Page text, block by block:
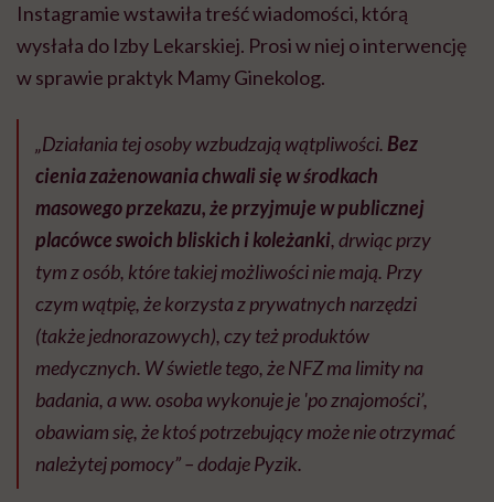
Instagramie wstawiła treść wiadomości, którą
wysłała do Izby Lekarskiej. Prosi w niej o interwencję
w sprawie praktyk Mamy Ginekolog.
„Działania tej osoby wzbudzają wątpliwości. Bez
cienia zażenowania chwali się w środkach
masowego przekazu, że przyjmuje w publicznej
placówce swoich bliskich i koleżanki, drwiąc przy
tym z osób, które takiej możliwości nie mają. Przy
czym wątpię, że korzysta z prywatnych narzędzi
(także jednorazowych), czy też produktów
medycznych. W świetle tego, że NFZ ma limity na
badania, a ww. osoba wykonuje je 'po znajomości’,
obawiam się, że ktoś potrzebujący może nie otrzymać
należytej pomocy” – dodaje Pyzik.